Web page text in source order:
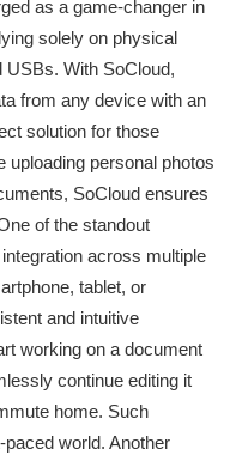
as a game-changer in
solely on physical
With SoCloud,
from any device with an
solution for those
uploading personal photos
SoCloud ensures
of the standout
across multiple
tablet, or
and intuitive
working on a document
continue editing it
home. Such
world. Another